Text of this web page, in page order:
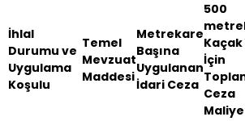
İhlal
Durumu ve
Uygulama
Koşulu
Temel
Mevzuat
Maddesi
Metrekare
Başına
Uygulanan
İdari Ceza
500
Kaçak
İçin
Ceza